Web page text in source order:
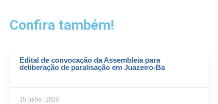
Confira também!
Edital de convocação da Assembleia para
deliberação de paralisação em Juazeiro-Ba
15 julho, 2026